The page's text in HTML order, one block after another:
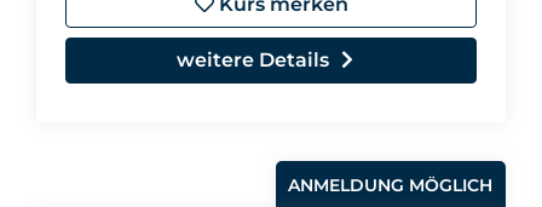
weitere Details
ANMELDUNG MÖGLICH